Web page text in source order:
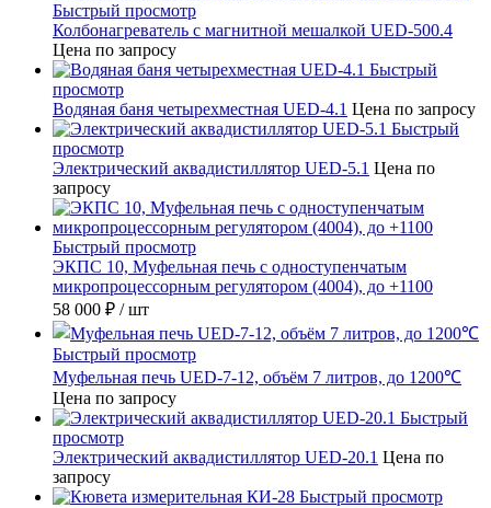
Быстрый просмотр
Колбонагреватель с магнитной мешалкой UED-500.4
Цена по запросу
Быстрый
просмотр
Водяная баня четырехместная UED-4.1 Цена по запросу
Быстрый
просмотр
Электрический аквадистиллятор UED-5.1 Цена по
запросу
Быстрый просмотр
ЭКПС 10, Муфельная печь с одноступенчатым
микропроцессорным регулятором (4004), до +1100
58 000 ₽ / шт
Быстрый просмотр
Муфельная печь UED-7-12, объём 7 литров, до 1200℃
Цена по запросу
Быстрый
просмотр
Электрический аквадистиллятор UED-20.1 Цена по
запросу
Быстрый просмотр